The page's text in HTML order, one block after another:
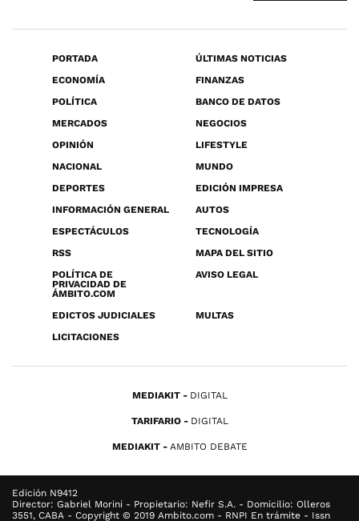
PORTADA
ÚLTIMAS NOTICIAS
ECONOMÍA
FINANZAS
POLÍTICA
BANCO DE DATOS
MERCADOS
NEGOCIOS
OPINIÓN
LIFESTYLE
NACIONAL
MUNDO
DEPORTES
EDICIÓN IMPRESA
INFORMACIÓN GENERAL
AUTOS
ESPECTÁCULOS
TECNOLOGÍA
RSS
MAPA DEL SITIO
POLÍTICA DE
PRIVACIDAD DE
ÁMBITO.COM
AVISO LEGAL
EDICTOS JUDICIALES
MULTAS
LICITACIONES
MEDIAKIT DIGITAL
TARIFARIO DIGITAL
MEDIAKIT AMBITO DEBATE
Edición N9412
Director: Gabriel Morini - Propietario: Nefir S.A. - Domicilio: Olleros
3551, CABA - Copyright © 2019 Ambito.com - RNPI En trámite - Issn